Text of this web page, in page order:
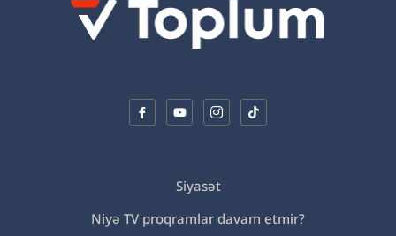
Siyasət
Niyə TV proqramlar davam etmir?